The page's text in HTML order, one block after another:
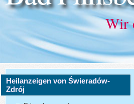
Wir
Heilanzeigen von Świeradów-
Zdrój